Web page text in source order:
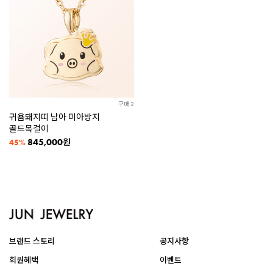
구매 2
귀욤돼지띠 남아 미아방지
골드목걸이
45% 845,000원
브랜드 스토리
공지사항
회원혜택
이벤트